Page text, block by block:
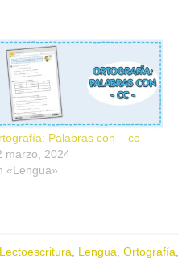
Palabras con – cc –
marzo, 2024
«Lengua»
Lectoescritura Lengua Ortografía